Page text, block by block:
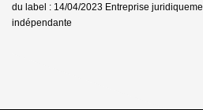
du label : 14/04/2023 Entreprise
indépendante